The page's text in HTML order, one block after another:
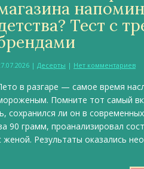
Тест с
| Десерты | Нет комментариев
в разгаре — самое время
Помните тот самый
сохранился ли он в
90 грамм, проанализировал
Результаты оказались